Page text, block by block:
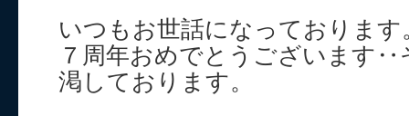
いつもお世話になっております
７周年おめでとうございます‥
渇しております。